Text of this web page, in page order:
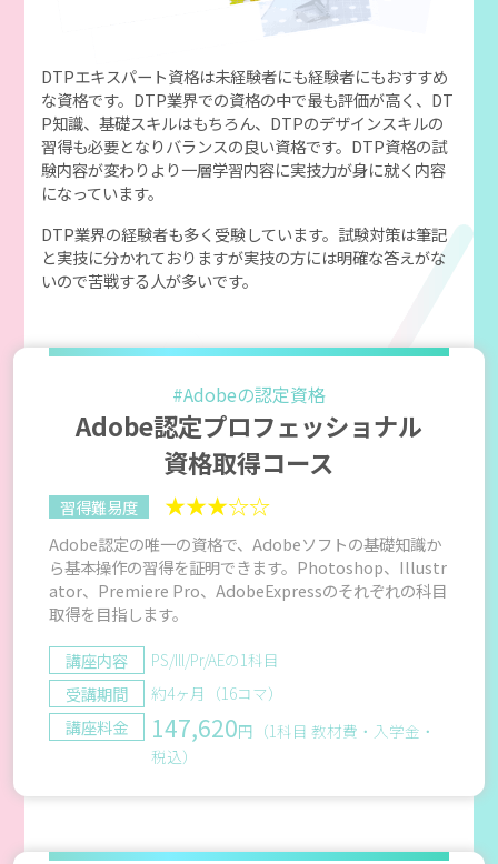
DTPエキスパート資格は未経験者にも経験者にもおすすめ
な資格です。DTP業界での資格の中で最も評価が高く、DT
P知識、基礎スキルはもちろん、DTPのデザインスキルの
習得も必要となりバランスの良い資格です。DTP資格の試
験内容が変わりより一層学習内容に実技力が身に就く内容
になっています。
DTP業界の経験者も多く受験しています。試験対策は筆記
と実技に分かれておりますが実技の方には明確な答えがな
いので苦戦する人が多いです。
#Adobeの認定資格
Adobe認定プロフェッショナル
資格取得コース
習得難易度 ★★★☆☆
Adobe認定の唯一の資格で、Adobeソフトの基礎知識か
ら基本操作の習得を証明できます。Photoshop、Illustr
ator、Premiere Pro、AdobeExpressのそれぞれの科目
取得を目指します。
講座内容
PS/Ill/Pr/AEの1科目
受講期間 約4ヶ月（16コマ）
講座料金 147,620円（1科目 教材費・入学金・
税込）